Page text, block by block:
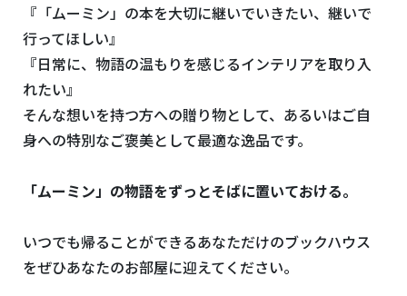
『「ムーミン」の本を大切に継いでいきたい、継いで
行ってほしい』
『日常に、物語の温もりを感じるインテリアを取り入
れたい』
そんな想いを持つ方への贈り物として、あるいはご自
身への特別なご褒美として最適な逸品です。
「ムーミン」の物語をずっとそばに置いておける。
いつでも帰ることができるあなただけのブックハウス
をぜひあなたのお部屋に迎えてください。